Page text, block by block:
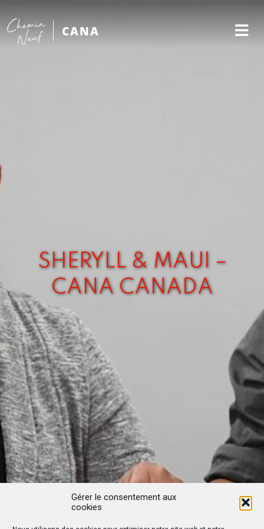
Gérer le consentement aux
cookies
CANA
SHERYLL & MAUI –
CANA CANADA